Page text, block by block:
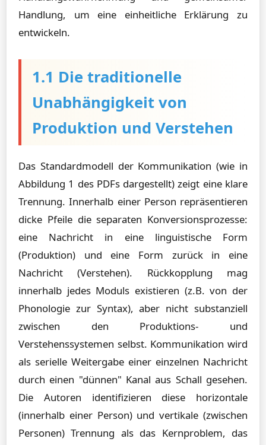
Handlung, um eine einheitliche Erklärung zu
entwickeln.
1.1 Die traditionelle
Unabhängigkeit von
Produktion und Verstehen
Das Standardmodell der Kommunikation (wie in
Abbildung 1 des PDFs dargestellt) zeigt eine klare
Trennung. Innerhalb einer Person repräsentieren
dicke Pfeile die separaten Konversionsprozesse:
eine Nachricht in eine linguistische Form
(Produktion) und eine Form zurück in eine
Nachricht (Verstehen). Rückkopplung mag
innerhalb jedes Moduls existieren (z.B. von der
Phonologie zur Syntax), aber nicht substanziell
zwischen den Produktions- und
Verstehenssystemen selbst. Kommunikation wird
als serielle Weitergabe einer einzelnen Nachricht
durch einen "dünnen" Kanal aus Schall gesehen.
Die Autoren identifizieren diese horizontale
(innerhalb einer Person) und vertikale (zwischen
Personen) Trennung als das Kernproblem, das